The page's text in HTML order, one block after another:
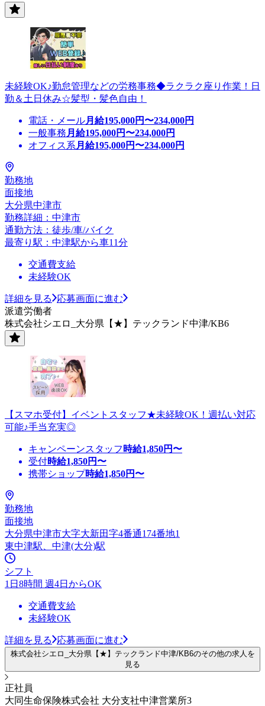
未経験OK♪勤怠管理などの労務事務◆ラクラク座り作業！日
勤＆土日休み☆髪型・髪色自由！
電話・メール月給195,000円〜234,000円
一般事務 月給195,000円〜234,000円
オフィス系 月給195,000円〜234,000円
勤務地
面接地
大分県中津市
勤務詳細：中津市
通勤方法：徒歩/車/バイク
最寄り駅：中津駅から車11分
交通費支給
未経験OK
詳細を見る
応募画面に進む
派遣労働者
株式会社シエロ_大分県【★】テックランド中津/KB6
【スマホ受付】イベントスタッフ★未経験OK！週払い対応
可能♪手当充実◎
キャンペーンスタッフ 時給1,850円〜
受付時給1,850円〜
携帯ショップ時給1,850円〜
勤務地
面接地
大分県中津市大字大新田字4番通174番地1
東中津駅、中津(大分)駅
シフト
1日8時間 週4日からOK
交通費支給
未経験OK
詳細を見る 応募画面に進む
株式会社シエロ_大分県【★】テックランド中津/KB6のその他の求人を
見る
正社員
大同生命保険株式会社 大分支社中津営業所3